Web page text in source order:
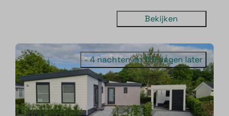
Bekijken
- 4 nachten en 119 dagen later